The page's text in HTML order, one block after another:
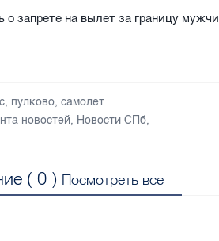
о запрете на вылет за границу
, пулково,самолет
новостей, Новости СПб,
(0 ) Посмотреть все